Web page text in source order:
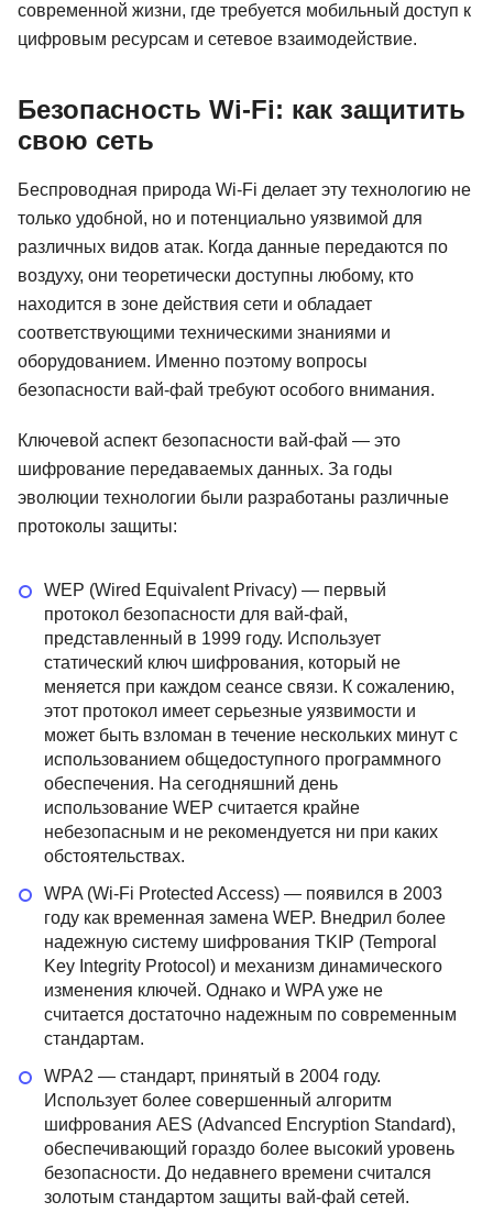
современной жизни, где требуется мобильный доступ к
цифровым ресурсам и сетевое взаимодействие.
Безопасность Wi-Fi: как защитить
свою сеть
Беспроводная природа Wi-Fi делает эту технологию не
только удобной, но и потенциально уязвимой для
различных видов атак. Когда данные передаются по
воздуху, они теоретически доступны любому, кто
находится в зоне действия сети и обладает
соответствующими техническими знаниями и
оборудованием. Именно поэтому вопросы
безопасности вай-фай требуют особого внимания.
Ключевой аспект безопасности вай-фай — это
шифрование передаваемых данных. За годы
эволюции технологии были разработаны различные
протоколы защиты:
WEP (Wired Equivalent Privacy) — первый
протокол безопасности для вай-фай,
представленный в 1999 году. Использует
статический ключ шифрования, который не
меняется при каждом сеансе связи. К сожалению,
этот протокол имеет серьезные уязвимости и
может быть взломан в течение нескольких минут с
использованием общедоступного программного
обеспечения. На сегодняшний день
использование WEP считается крайне
небезопасным и не рекомендуется ни при каких
обстоятельствах.
WPA (Wi-Fi Protected Access) — появился в 2003
году как временная замена WEP. Внедрил более
надежную систему шифрования TKIP (Temporal
Key Integrity Protocol) и механизм динамического
изменения ключей. Однако и WPA уже не
считается достаточно надежным по современным
стандартам.
WPA2 — стандарт, принятый в 2004 году.
Использует более совершенный алгоритм
шифрования AES (Advanced Encryption Standard),
обеспечивающий гораздо более высокий уровень
безопасности. До недавнего времени считался
золотым стандартом защиты вай-фай сетей.